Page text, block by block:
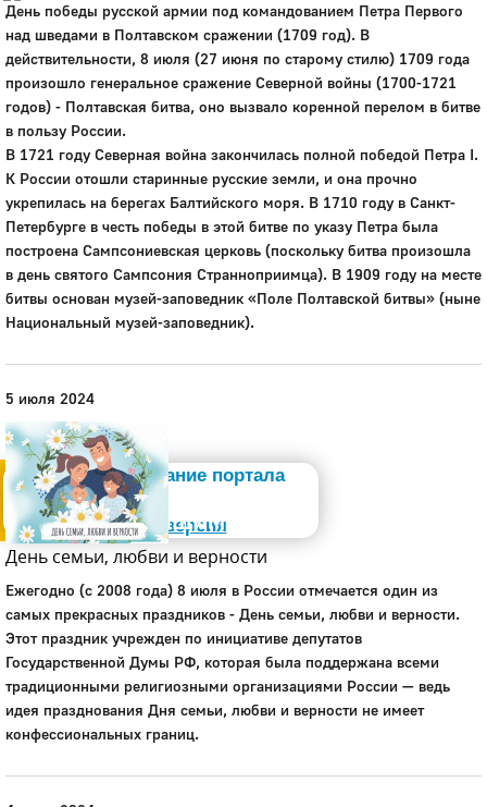
История
Настоящее
Стратегия
Гостям
Жителям
Бизнесу
Глава
КСО
Дума
+7 (34141) 21-300
Администрация
Бета-тестирование портала
Старая версия
Слабовидящим
День победы русской армии под командованием Петра Первого
над шведами в Полтавском сражении (1709 год). В
действительности, 8 июля (27 июня по старому стилю) 1709 года
произошло генеральное сражение Северной войны (1700-1721
годов) - Полтавская битва, оно вызвало коренной перелом в битве
в пользу России.
В 1721 году Северная война закончилась полной победой Петра I.
К России отошли старинные русские земли, и она прочно
укрепилась на берегах Балтийского моря. В 1710 году в Санкт-
Петербурге в честь победы в этой битве по указу Петра была
построена Сампсониевская церковь (поскольку битва произошла
в день святого Сампсония Странноприимца). В 1909 году на месте
битвы основан музей-заповедник «Поле Полтавской битвы» (ныне
Национальный музей-заповедник).
5 июля 2024
День семьи, любви и верности
Ежегодно (с 2008 года) 8 июля в России отмечается один из
самых прекрасных праздников - День семьи, любви и верности.
Этот праздник учрежден по инициативе депутатов
Государственной Думы РФ, которая была поддержана всеми
традиционными религиозными организациями России — ведь
идея празднования Дня семьи, любви и верности не имеет
конфессиональных границ.